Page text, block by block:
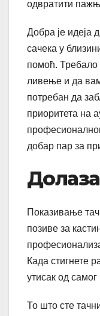
одвратити
Добра је идеја
сачека у
помоћ. Требало
ливење и да вам
потребан да
приоритета на
добар пар за
Показивање
позиве за
Када стигнете
утисак од самог
То што сте